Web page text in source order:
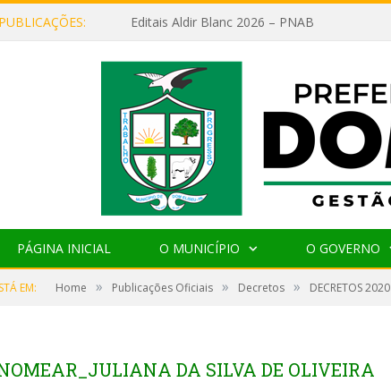
Editais Aldir Blanc 2026 – PNAB
PÁGINA INICIAL O MUNICÍPIO O GOVERNO
EM: Home » Publicações Oficiais » Decretos » DECRETOS 2020
DA SILVA DE OLIVEIRA